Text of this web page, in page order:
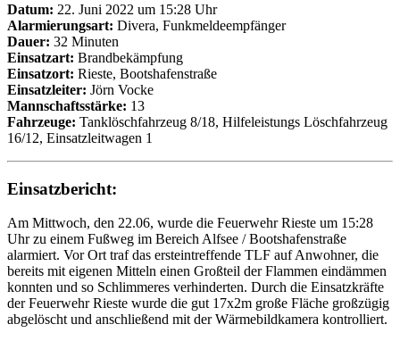
Datum: 22. Juni 2022 um 15:28 Uhr
Alarmierungsart: Divera, Funkmeldeempfänger
Dauer: 32 Minuten
Einsatzart: Brandbekämpfung
Einsatzort: Rieste, Bootshafenstraße
Einsatzleiter: Jörn Vocke
Mannschaftsstärke: 13
Fahrzeuge: Tanklöschfahrzeug 8/18, Hilfeleistungs Löschfahrzeug
16/12, Einsatzleitwagen 1
Einsatzbericht:
Am Mittwoch, den 22.06, wurde die Feuerwehr Rieste um 15:28
Uhr zu einem Fußweg im Bereich Alfsee / Bootshafenstraße
alarmiert. Vor Ort traf das ersteintreffende TLF auf Anwohner, die
bereits mit eigenen Mitteln einen Großteil der Flammen eindämmen
konnten und so Schlimmeres verhinderten. Durch die Einsatzkräfte
der Feuerwehr Rieste wurde die gut 17x2m große Fläche großzügig
abgelöscht und anschließend mit der Wärmebildkamera kontrolliert.